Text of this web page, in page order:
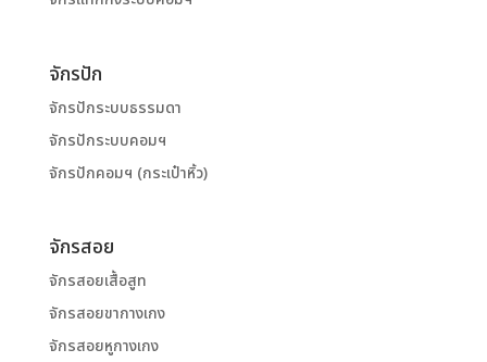
จักรปัก
จักรปักระบบธรรมดา
จักรปักระบบคอมฯ
จักรปักคอมฯ (กระเป๋าหิ้ว)
จักรสอย
จักรสอยเสื้อสูท
จักรสอยขากางเกง
จักรสอยหูกางเกง